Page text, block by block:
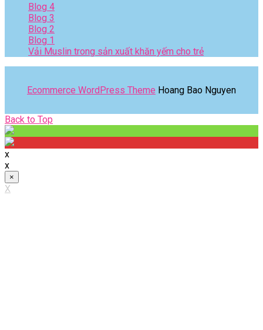
Blog 4
Blog 3
Blog 2
Blog 1
Vải Muslin trong sản xuất khăn yếm cho trẻ
Ecommerce WordPress Theme Hoang Bao Nguyen
Back to Top
x
x
×
X